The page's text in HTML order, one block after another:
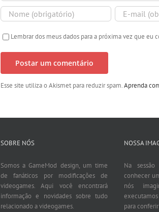
Lembrar dos meus dados para a próxima vez que eu
Esse site utiliza o Akismet para reduzir spam.Aprenda
SOBRE NÓS
Somos a GameMod design, um time
de fanáticos por modificações de
videogames. Aqui você encontrará
informação e novidades sobre tudo
relacionado a videogames.
NOSSA
Na
conhecer
nós
para